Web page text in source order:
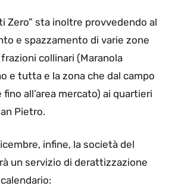
Zero” sta inoltre provvedendo al
e spazzamento di varie zone
collinari (Maranola
e tutta e la zona che dal campo
all’area mercato) ai quartieri
Pietro.
infine, la società del
un servizio di derattizzazione